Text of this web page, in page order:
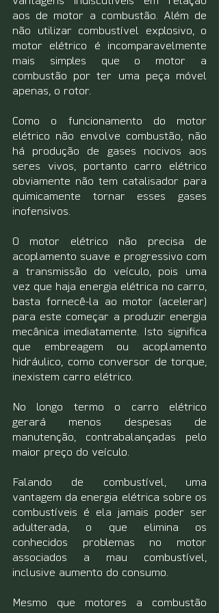
aos de motor a combustão. Além de
não utilizar combustível explosivo, o
motor elétrico é incomparavelmente
mais simples que o motor a
combustão por ter uma peça móvel
apenas, o rotor.
Como o funcionamento do motor
elétrico não envolve combustão, não
há produção de gases nocivos aos
seres vivos, portanto carro elétrico
obviamente não tem catalisador para
quimicamente tornar esses gases
inofensivos.
O motor elétrico não precisa de
acoplamento suave e progressivo com
a transmissão do veículo, pois uma
vez que haja energia elétrica no carro,
basta fornecê-la ao motor (acelerar)
para este começar a produzir energia
mecânica imediatamente. Isto significa
que embreagem ou acoplamento
hidráulico, como conversor de torque,
inexistem carro elétrico.
No longo termo o carro elétrico
gerará menos despesas de
manutenção, contrabalançadas pelo
maior preço do veículo.
Falando de combustível, uma
vantagem da energia elétrica sobre os
combustíveis é ela jamais poder ser
adulterada, o que elimina os
conhecidos problemas no motor
associados a mau combustível,
inclusive aumento do consumo.
Mesmo que motores a combustão